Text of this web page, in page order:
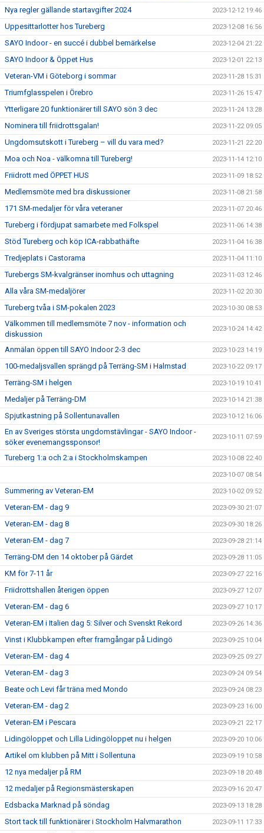
Nya regler gällande startavgifter 2024 2023-12-12 19:46
Uppesittarlotter hos Tureberg 2023-12-08 16:56
SAYO Indoor - en succé i dubbel bemärkelse 2023-12-04 21:22
SAYO Indoor & Öppet Hus 2023-12-01 22:13
Veteran-VM i Göteborg i sommar 2023-11-28 15:31
Triumfglasspelen i Örebro 2023-11-26 15:47
Ytterligare 20 funktionärer till SAYO sön 3 dec 2023-11-24 13:28
Nominera till friidrottsgalan! 2023-11-22 09:05
Ungdomsutskott i Tureberg – vill du vara med? 2023-11-21 22:20
Moa och Noa - välkomna till Tureberg! 2023-11-14 12:10
Friidrott med ÖPPET HUS 2023-11-09 18:52
Medlemsmöte med bra diskussioner 2023-11-08 21:58
171 SM-medaljer för våra veteraner 2023-11-07 20:46
Tureberg i fördjupat samarbete med Folkspel 2023-11-06 14:38
Stöd Tureberg och köp ICA-rabbathäfte 2023-11-04 16:38
Tredjeplats i Castorama 2023-11-04 11:10
Turebergs SM-kvalgränser inomhus och uttagning 2023-11-03 12:46
Alla våra SM-medaljörer 2023-11-02 20:30
Tureberg tvåa i SM-pokalen 2023 2023-10-30 08:53
Välkommen till medlemsmöte 7 nov - information och
diskussion
2023-10-24 14:42
Anmälan öppen till SAYO Indoor 2-3 dec 2023-10-23 14:19
100-medaljsvallen sprängd på Terräng-SM i Halmstad 2023-10-22 09:17
Terräng-SM i helgen 2023-10-19 10:41
Medaljer på Terräng-DM 2023-10-14 21:38
Spjutkastning på Sollentunavallen 2023-10-12 16:06
En av Sveriges största ungdomstävlingar - SAYO Indoor -
söker evenemangssponsor!
2023-10-11 07:59
Tureberg 1:a och 2:a i Stockholmskampen 2023-10-08 22:40
2023-10-07 08:54
Summering av Veteran-EM 2023-10-02 09:52
Veteran-EM - dag 9 2023-09-30 21:07
Veteran-EM - dag 8 2023-09-30 18:26
Veteran-EM - dag 7 2023-09-28 21:14
Terräng-DM den 14 oktober på Gärdet 2023-09-28 11:05
KM för 7-11 år 2023-09-27 22:16
Friidrottshallen återigen öppen 2023-09-27 12:07
Veteran-EM - dag 6 2023-09-27 10:17
Veteran-EM i Italien dag 5: Silver och Svenskt Rekord 2023-09-26 14:36
Vinst i Klubbkampen efter framgångar på Lidingö 2023-09-25 10:04
Veteran-EM - dag 4 2023-09-25 09:27
Veteran-EM - dag 3 2023-09-24 09:54
Beate och Levi får träna med Mondo 2023-09-24 08:23
Veteran-EM - dag 2 2023-09-23 16:00
Veteran-EM i Pescara 2023-09-21 22:17
Lidingöloppet och Lilla Lidingöloppet nu i helgen 2023-09-20 10:06
Artikel om klubben på Mitt i Sollentuna 2023-09-19 10:58
12 nya medaljer på RM 2023-09-18 20:48
12 medaljer på Regionsmästerskapen 2023-09-16 20:47
Edsbacka Marknad på söndag 2023-09-13 18:28
Stort tack till funktionärer i Stockholm Halvmarathon 2023-09-11 17:33